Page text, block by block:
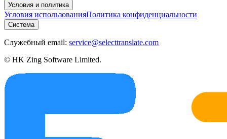
Условия и политика
Условия использованияПолитика конфиденциальности
Система
Служебный email: service@selecttranslate.com
© HK Zing Software Limited.